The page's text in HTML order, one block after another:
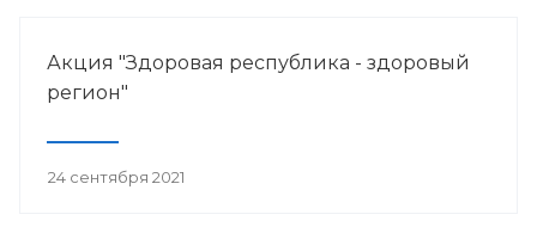
Акция "Здоровая республика - здоровый
регион"
24 сентября 2021